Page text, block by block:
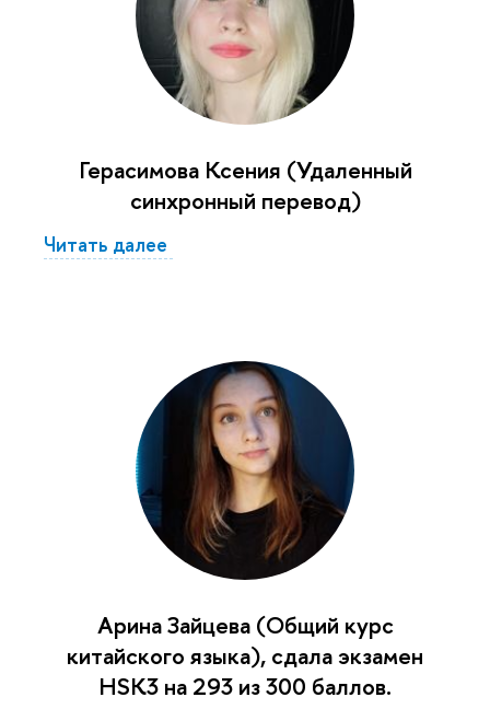
Герасимова Ксения (Удаленный
синхронный перевод)
Читать далее
Арина Зайцева (Общий курс
китайского языка), сдала экзамен
HSK3 на 293 из 300 баллов.